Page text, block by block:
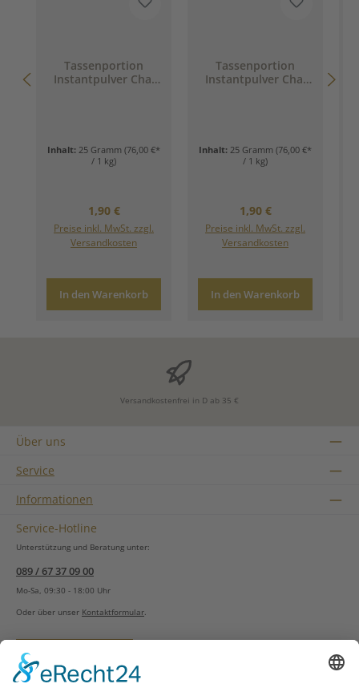
Tassenportion
Instantpulver Chai
Inhalt: 25 Gramm (76,00 €*
/ 1 kg)
Regulärer Preis:
1,90 €
Preise inkl. MwSt. zzgl.
Versandkosten
In den Warenkorb
Tassenportion
Instantpulver Chai
Inhalt: 25 Gramm (76,00 €*
/ 1 kg)
Regulärer Preis:
1,90 €
Preise inkl. MwSt. zzgl.
Versandkosten
In den Warenkorb
Versandkostenfrei in D ab 35 €
Über uns
Service
Informationen
Service-Hotline
Unterstützung und Beratung unter:
089 / 67 37 09 00
Mo-Sa, 09:30 - 18:00 Uhr
Oder über unser Kontaktformular.
Vertrag widerrufen